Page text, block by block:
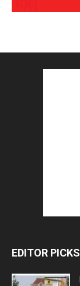
EDITOR PICKS